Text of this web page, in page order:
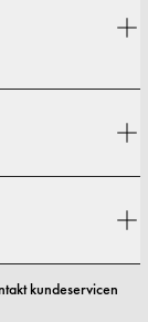
erstatter vi dekselet
kundeservicen